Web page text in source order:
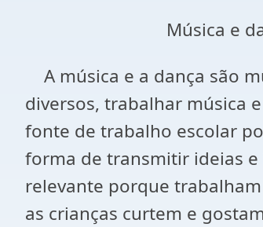
Música e dança
A música e a dança são
diversos, trabalhar música
fonte de trabalho escolar
forma de transmitir ideias e
relevante porque
as crianças curtem e